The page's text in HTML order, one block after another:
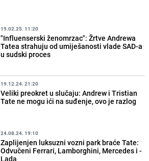
19.02.25. 11:20
"Influenserski ženomrzac": Žrtve Andrewa
Tatea strahuju od umiješanosti vlade SAD-a
u sudski proces
19.12.24. 21:20
Veliki preokret u slučaju: Andrew i Tristian
Tate ne mogu ići na suđenje, ovo je razlog
24.08.24. 19:10
Zaplijenjen luksuzni vozni park braće Tate:
Odvučeni Ferrari, Lamborghini, Mercedes i -
Lada